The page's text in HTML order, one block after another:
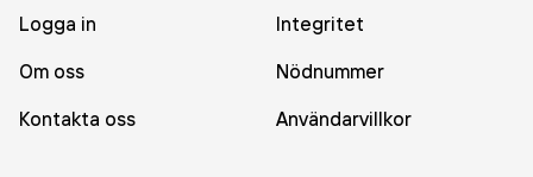
Logga in
Integritet
Om oss
Nödnummer
Kontakta oss
Användarvillkor